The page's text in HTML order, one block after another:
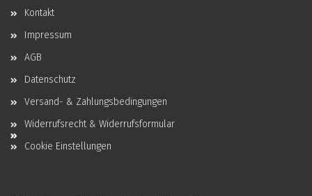
Kontakt
Impressum
AGB
Datenschutz
Versand- & Zahlungsbedingungen
Widerrufsrecht & Widerrufsformular
Cookie Einstellungen